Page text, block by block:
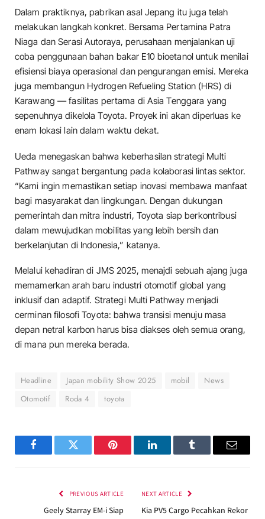
Dalam praktiknya, pabrikan asal Jepang itu juga telah
melakukan langkah konkret. Bersama Pertamina Patra
Niaga dan Serasi Autoraya, perusahaan menjalankan uji
coba penggunaan bahan bakar E10 bioetanol untuk menilai
efisiensi biaya operasional dan pengurangan emisi. Mereka
juga membangun Hydrogen Refueling Station (HRS) di
Karawang — fasilitas pertama di Asia Tenggara yang
sepenuhnya dikelola Toyota. Proyek ini akan diperluas ke
enam lokasi lain dalam waktu dekat.
Ueda menegaskan bahwa keberhasilan strategi Multi
Pathway sangat bergantung pada kolaborasi lintas sektor.
“Kami ingin memastikan setiap inovasi membawa manfaat
bagi masyarakat dan lingkungan. Dengan dukungan
pemerintah dan mitra industri, Toyota siap berkontribusi
dalam mewujudkan mobilitas yang lebih bersih dan
berkelanjutan di Indonesia,” katanya.
Melalui kehadiran di JMS 2025, menajdi sebuah ajang juga
memamerkan arah baru industri otomotif global yang
inklusif dan adaptif. Strategi Multi Pathway menjadi
cerminan filosofi Toyota: bahwa transisi menuju masa
depan netral karbon harus bisa diakses oleh semua orang,
di mana pun mereka berada.
Headline Japan mobility Show 2025 mobil
News
Otomotif
Roda 4 toyota
FacebookTwitter Pinterest LinkedInTumblr Email
PREVIOUS ARTICLE
Geely Starray EM-i Siap
NEXT ARTICLE
Kia PV5 Cargo Pecahkan Rekor